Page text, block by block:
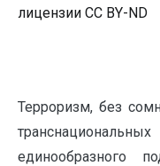
лицензии CC BY-ND
Терроризм, без
единообразного